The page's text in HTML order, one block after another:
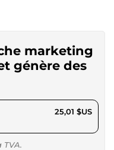
marketing
génère des
25,01 $US
TVA.